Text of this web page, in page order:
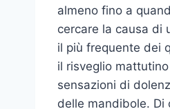
almeno fino a
cercare la causa di
il più frequente dei
il risveglio
sensazioni di
delle mandibole. Di